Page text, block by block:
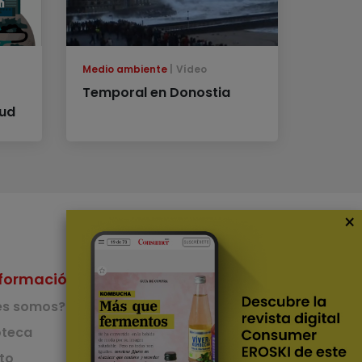
Medio ambiente Vídeo
Temporal en Donostia
somos?
Nuestras Apps
App de recetas
×